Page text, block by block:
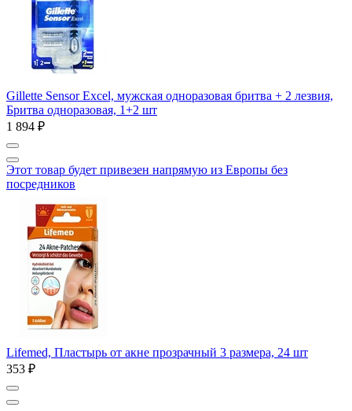
Gillette Sensor Excel, мужская одноразовая бритва + 2 лезвия,
Бритва одноразовая, 1+2 шт
1 894 ₽
Этот товар будет привезен напрямую из Европы без
посредников
Lifemed, Пластырь от акне прозрачный 3 размера, 24 шт
353 ₽